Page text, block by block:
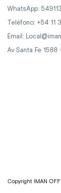
WhatsApp:
Teléfono: +54 11
Email:
Av Santa Fe 1588
Copyright IMAN